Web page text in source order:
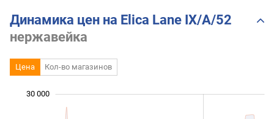
Динамика цен на Elica Lane IX/A/52
нержавейка
Цена Кол-во магазинов
30 000